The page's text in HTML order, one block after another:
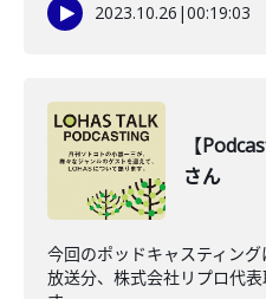
2023.10.26 |00:19:03
【
さん
今回のポッドキャスティン
放送分、株式会社リプロ代